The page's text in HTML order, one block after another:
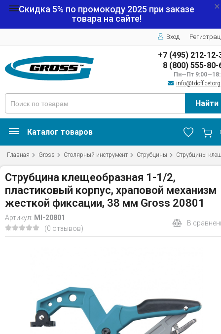
Скидка 5% по промокоду 2025 при заказе
товара на сайте!
Вход
+7 (495) 212-12-
8 (800) 555-80-
Пн—Пт
Найти
Каталог товаров
Главная Gross Столярный инструмент Струбцины Струбцины
Струбцина клещеобразная 1-1/2,
пластиковый корпус, храповой механизм
жесткой фиксации, 38 мм Gross 20801
Артикул: MI-20801
(0 отзывов)
В